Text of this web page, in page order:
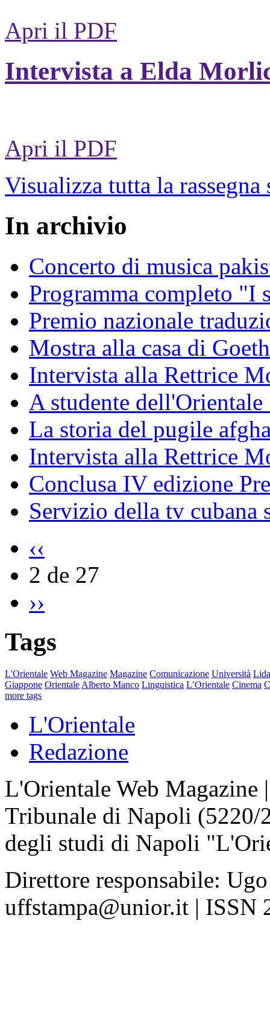
Apri il PDF
Intervista a Elda
Apri il PDF
Visualizza tutta la rassegna
In archivio
Concerto di musica
Programma completo "I
Premio nazionale
Mostra alla casa di
Intervista alla Rettrice
A studente
La storia del pugile
Intervista alla Rettrice
Conclusa IV edizione
Servizio della tv
‹‹
2 de 27
››
Tags
L'Orientale Web Magazine Magazine Comunicazione Università
Giappone Orientale Alberto Manco Linguistica L’Orientale Cinema
more tags
L'Orientale
Redazione
L'Orientale Web Magazine
Tribunale di Napoli
degli studi di Napoli
Direttore responsabile:
uffstampa@unior.it | ISSN